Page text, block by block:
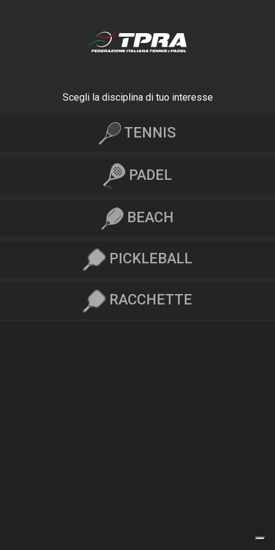
Scegli la disciplina di tuo interesse
TENNIS
PADEL
BEACH
PICKLEBALL
RACCHETTE